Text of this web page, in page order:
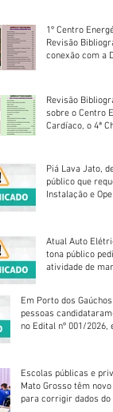
1º Centro
Revisão
conexão com a
Revisão
sobre o Centro
Cardíaco, o 4ª
Piá Lava Jato,
público que
Instalação e
Atual Auto
tona público
atividade de
Em Porto dos
pessoas
no Edital nº 001/2026,
Escolas públicas e
Mato Grosso têm
para corrigir dados do